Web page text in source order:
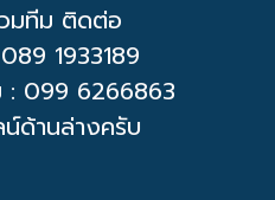
มทีม ติดต่อ
1933189
: 099 6266863
ด้านล่างครับ